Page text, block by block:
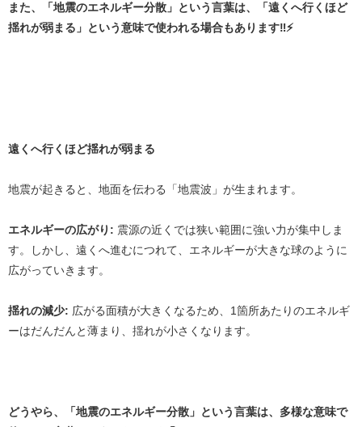
また、「地震のエネルギー分散」という言葉は、「遠くへ行くほど
揺れが弱まる」という意味で使われる場合もあります‼️⚡
遠くへ行くほど揺れが弱まる
地震が起きると、地面を伝わる「地震波」が生まれます。
エネルギーの広がり: 震源の近くでは狭い範囲に強い力が集中しま
す。しかし、遠くへ進むにつれて、エネルギーが大きな球のように
広がっていきます。
揺れの減少: 広がる面積が大きくなるため、1箇所あたりのエネルギ
ーはだんだんと薄まり、揺れが小さくなります。
どうやら、「地震のエネルギー分散」という言葉は、多様な意味で